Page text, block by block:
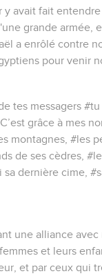
y avait fait
grande armée,
a enrôlé contre
pour venir
tes messagers
grâce à mes
montagnes, #les
de ses cèdres,
dernière cime,
une alliance avec
et leurs
et par ceux qui